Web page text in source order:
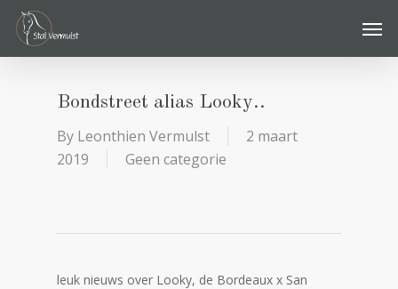
Skip
main
Bondstreet alias Looky..
By Leonthien Vermulst
2 maart
2019
Geen categorie
leuk nieuws over Looky, de Bordeaux x San